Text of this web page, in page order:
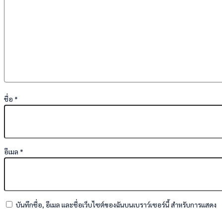
ชื่อ *
อีเมล *
บันทึกชื่อ, อีเมล และชื่อเว็บไซต์ของฉันบนเบราว์เซอร์นี้ สำหรับการแสดง